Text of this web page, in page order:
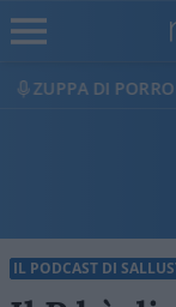
ECONOMIA
IL PODCAST DI